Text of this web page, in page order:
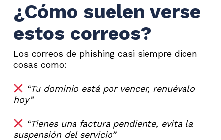
¿Cómo suelen verse
estos correos?
Los correos de phishing casi siempre dicen
cosas como:
“Tu dominio está por vencer, renuévalo
hoy”
“Tienes una factura pendiente, evita la
suspensión del servicio”